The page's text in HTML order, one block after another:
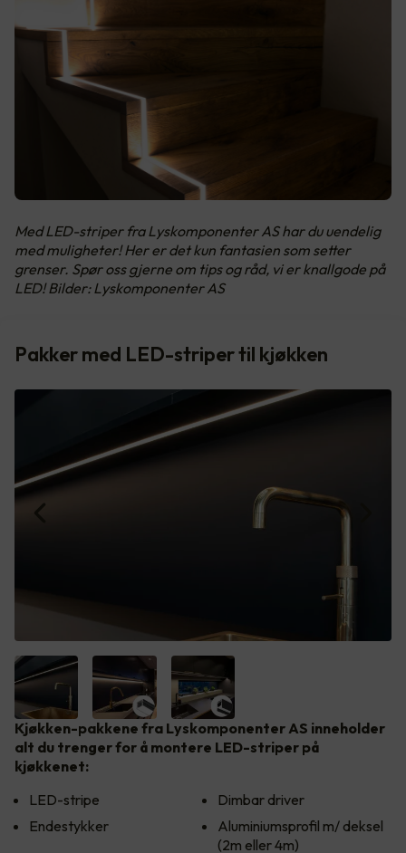
Med LED-striper fra Lyskomponenter AS har du uendelig
med muligheter! Her er det kun fantasien som setter
grenser. Spør oss gjerne om tips og råd, vi er knallgode på
LED! Bilder: Lyskomponenter AS
Pakker med LED-striper til kjøkken
Kjøkken-pakkene fra Lyskomponenter AS inneholder
alt du trenger for å montere LED-striper på
kjøkkenet:
LED-stripe
Endestykker
Dimbar driver
Aluminiumsprofil m/ deksel
(2m eller 4m)